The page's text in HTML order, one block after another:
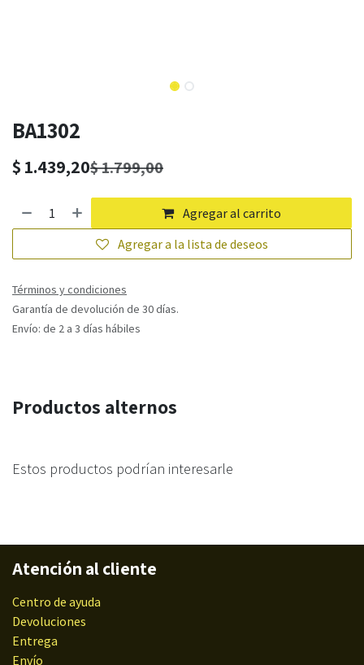
BA1302
$ 1.439,20$1.799,00
Agregar al carrito
Agregar a la lista de deseos
Términos y condiciones
Garantía de devolución de 30 días.
Envío: de 2 a 3 días hábiles
Productos alternos
Estos productos podrían interesarle
Atención al cliente
Centro de ayuda
Devoluciones
Entrega
Envío